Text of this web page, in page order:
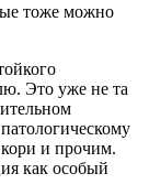
тоже можно
Это уже не та
и прочим.
как особый